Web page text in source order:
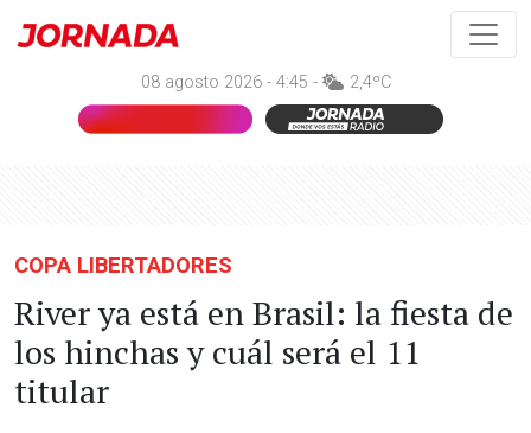
08 agosto 2026 - 4:45 - 2,4ºC
COPA LIBERTADORES
River ya está en Brasil: la fiesta de
los hinchas y cuál será el 11
titular